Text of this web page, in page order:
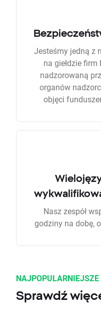
Jesteśmy jedną z
na giełdzie
nadzorowaną
organów
objęci
Nasz zespół
godziny na dobę,
Sprawdź